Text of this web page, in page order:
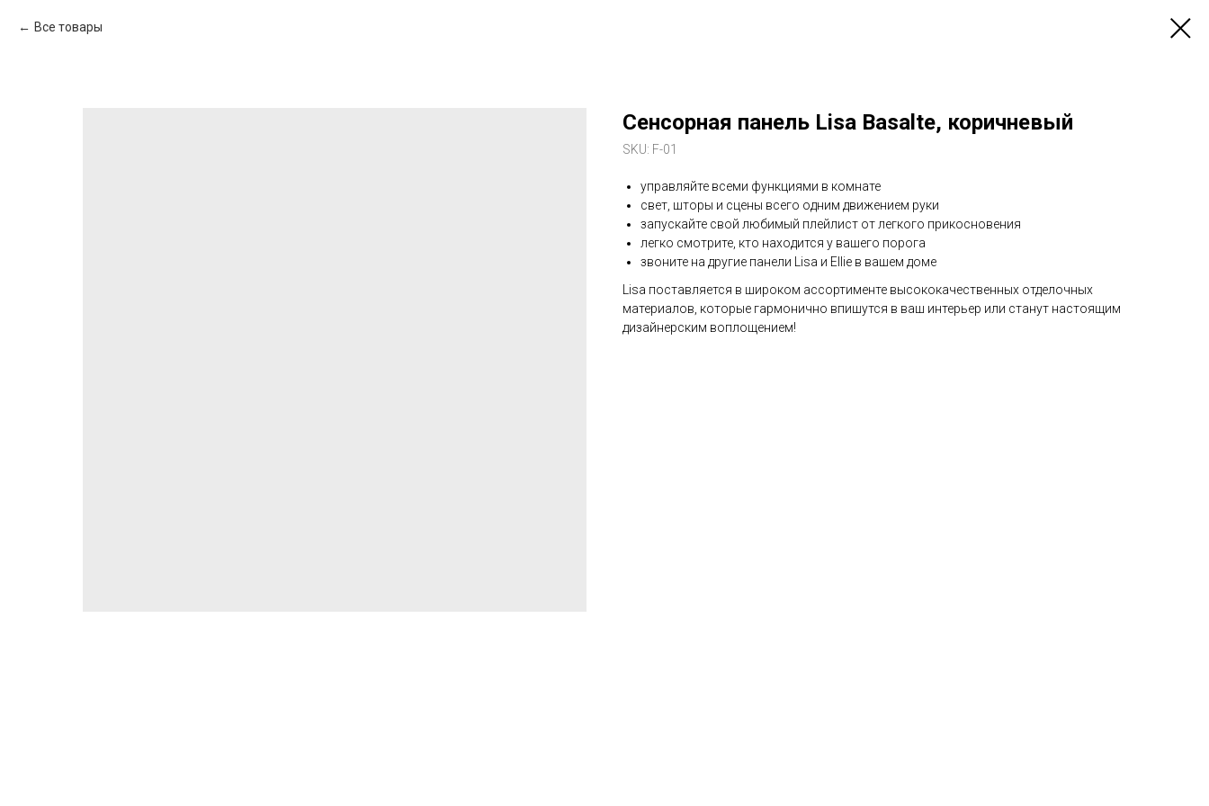
Все товары
Сенсорная панель Lisa Basalte, коричневый
SKU: F-01
управляйте всеми функциями в комнате
свет, шторы и сцены всего одним движением руки
запускайте свой любимый плейлист от легкого прикосновения
легко смотрите, кто находится у вашего порога
звоните на другие панели Lisa и Ellie в вашем доме
Lisa поставляется в широком ассортименте высококачественных отделочных
материалов, которые гармонично впишутся в ваш интерьер или станут настоящим
дизайнерским воплощением!